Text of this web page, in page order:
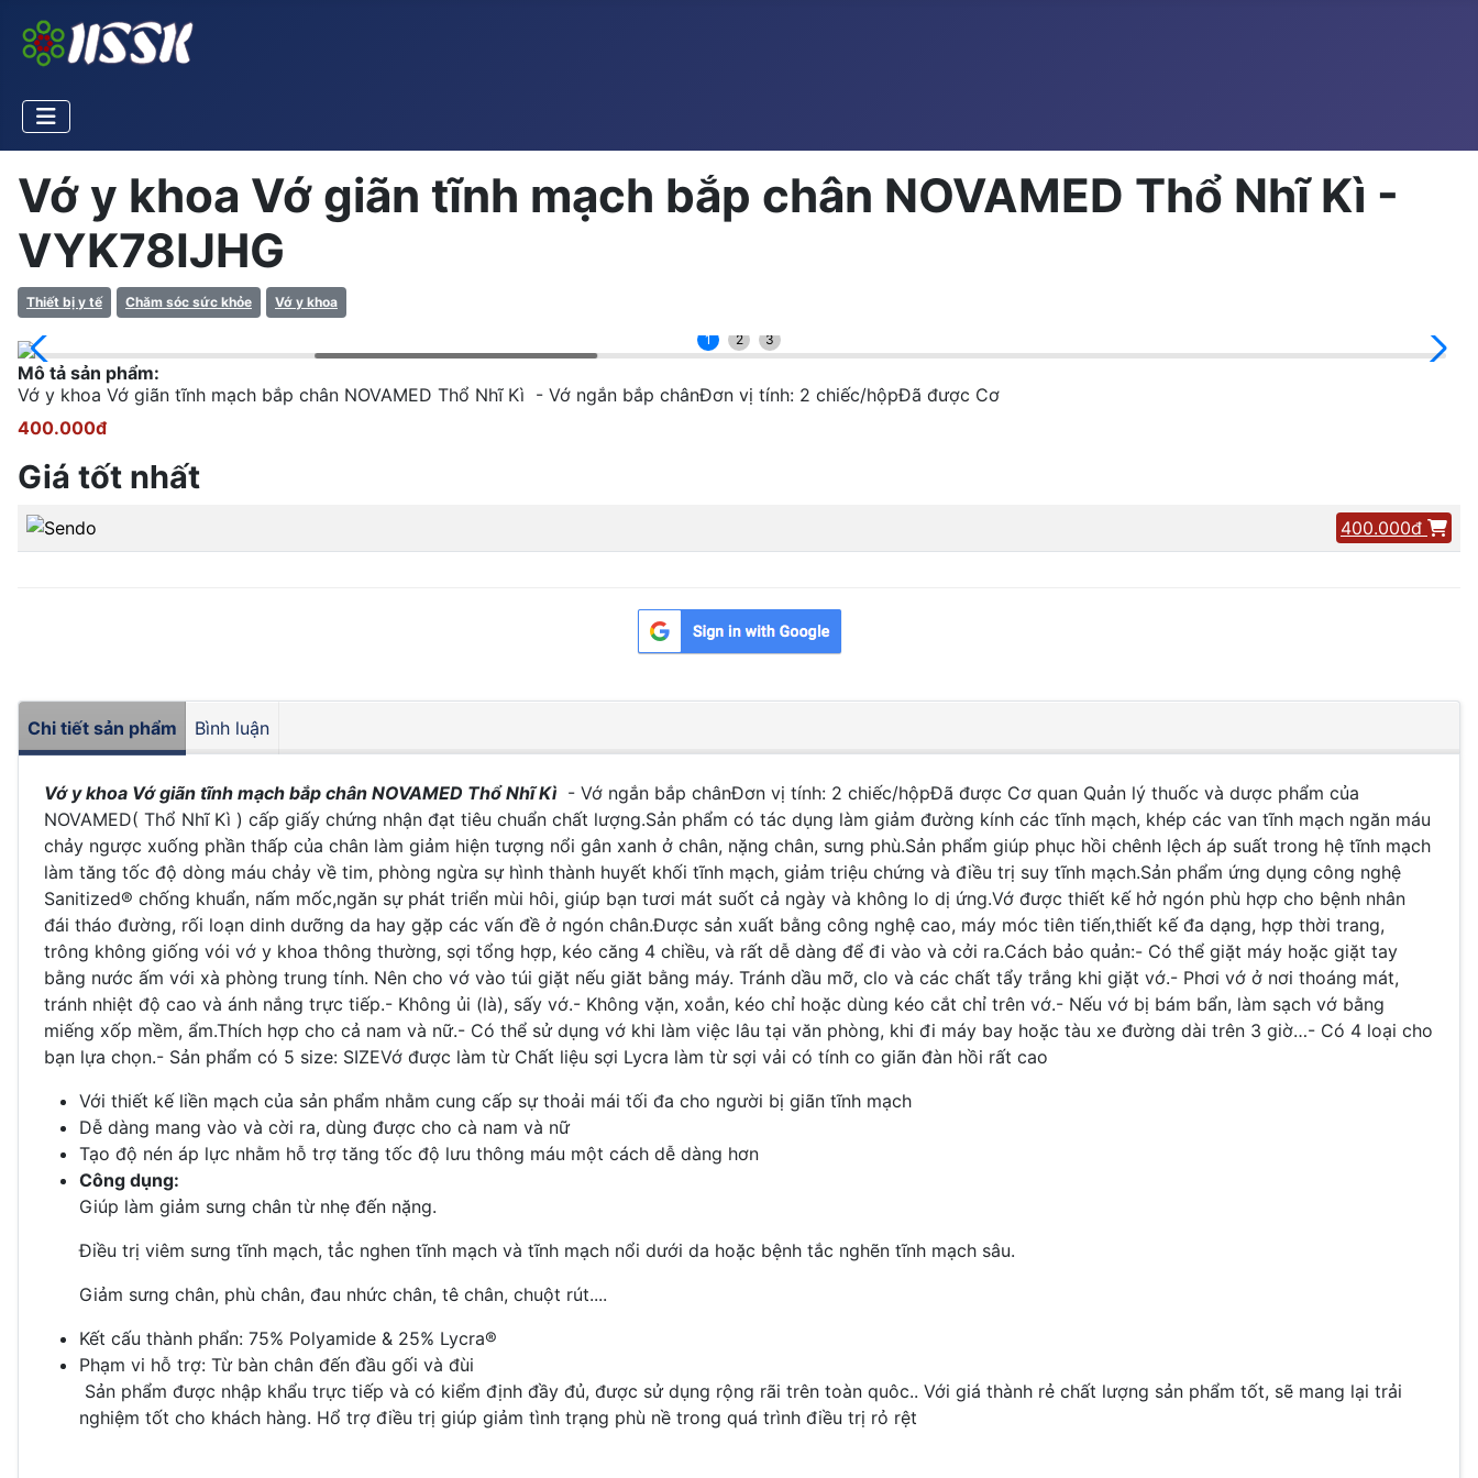
Vớ y khoa Vớ giãn tĩnh mạch bắp chân NOVAMED Thổ Nhĩ Kì -
VYK78IJHG
Thiết bị y tế Chăm sóc sức khỏe Vớ y khoa
1 2 3
Mô tả sản phẩm:
Vớ y khoa Vớ giãn tĩnh mạch bắp chân NOVAMED Thổ Nhĩ Kì - Vớ ngắn bắp chânĐơn vị tính: 2 chiếc/hộpĐã được Cơ
400.000đ
Giá tốt nhất
400.000đ
Chi tiết sản phẩm Bình luận
Vớ y khoa Vớ giãn tĩnh mạch bắp chân NOVAMED Thổ Nhĩ Kì - Vớ ngắn bắp chânĐơn vị tính: 2 chiếc/hộpĐã được Cơ quan Quản lý thuốc và dược phẩm của
NOVAMED( Thổ Nhĩ Kì ) cấp giấy chứng nhận đạt tiêu chuẩn chất lượng.Sản phẩm có tác dụng làm giảm đường kính các tĩnh mạch, khép các van tĩnh mạch ngăn máu
chảy ngược xuống phần thấp của chân làm giảm hiện tượng nổi gân xanh ở chân, nặng chân, sưng phù.Sản phẩm giúp phục hồi chênh lệch áp suất trong hệ tĩnh mạch
làm tăng tốc độ dòng máu chảy về tim, phòng ngừa sự hình thành huyết khối tĩnh mạch, giảm triệu chứng và điều trị suy tĩnh mạch.Sản phẩm ứng dụng công nghệ
Sanitized® chống khuẩn, nấm mốc,ngăn sự phát triển mùi hôi, giúp bạn tươi mát suốt cả ngày và không lo dị ứng.Vớ được thiết kế hở ngón phù hợp cho bệnh nhân
đái tháo đường, rối loạn dinh dưỡng da hay gặp các vấn đề ở ngón chân.Được sản xuất bằng công nghệ cao, máy móc tiên tiến,thiết kế đa dạng, hợp thời trang,
trông không giống vói vớ y khoa thông thường, sợi tổng hợp, kéo căng 4 chiều, và rất dễ dàng để đi vào và cởi ra.Cách bảo quản:- Có thể giặt máy hoặc giặt tay
bằng nước ấm với xà phòng trung tính. Nên cho vớ vào túi giặt nếu giăt bằng máy. Tránh dầu mỡ, clo và các chất tẩy trắng khi giặt vớ.- Phơi vớ ở nơi thoáng mát,
tránh nhiệt độ cao và ánh nắng trực tiếp.- Không ủi (là), sấy vớ.- Không vặn, xoắn, kéo chỉ hoặc dùng kéo cắt chỉ trên vớ.- Nếu vớ bị bám bẩn, làm sạch vớ bằng
miếng xốp mềm, ẩm.Thích hợp cho cả nam và nữ.- Có thể sử dụng vớ khi làm việc lâu tại văn phòng, khi đi máy bay hoặc tàu xe đường dài trên 3 giờ…- Có 4 loại cho
bạn lựa chọn.- Sản phẩm có 5 size: SIZEVớ được làm từ Chất liệu sợi Lycra làm từ sợi vải có tính co giãn đàn hồi rất cao
Với thiết kế liền mạch của sản phẩm nhằm cung cấp sự thoải mái tối đa cho người bị giãn tĩnh mạch
Dễ dàng mang vào và cời ra, dùng được cho cà nam và nữ
Tạo độ nén áp lực nhằm hỗ trợ tăng tốc độ lưu thông máu một cách dễ dàng hơn
Công dụng:
Giúp làm giảm sưng chân từ nhẹ đến nặng.
Điều trị viêm sưng tĩnh mạch, tẳc nghen tĩnh mạch và tĩnh mạch nổi dưới da hoặc bệnh tắc nghẽn tĩnh mạch sâu.
Giảm sưng chân, phù chân, đau nhức chân, tê chân, chuột rút....
Kết cấu thành phẩn: 75% Polyamide & 25% Lycra®
Phạm vi hỗ trợ: Từ bàn chân đến đầu gối và đùi
Sản phẩm được nhập khẩu trực tiếp và có kiểm định đầy đủ, được sử dụng rộng rãi trên toàn quôc.. Với giá thành rẻ chất lượng sản phẩm tốt, sẽ mang lại trải
nghiệm tốt cho khách hàng. Hổ trợ điều trị giúp giảm tình trạng phù nề trong quá trình điều trị rỏ rệt